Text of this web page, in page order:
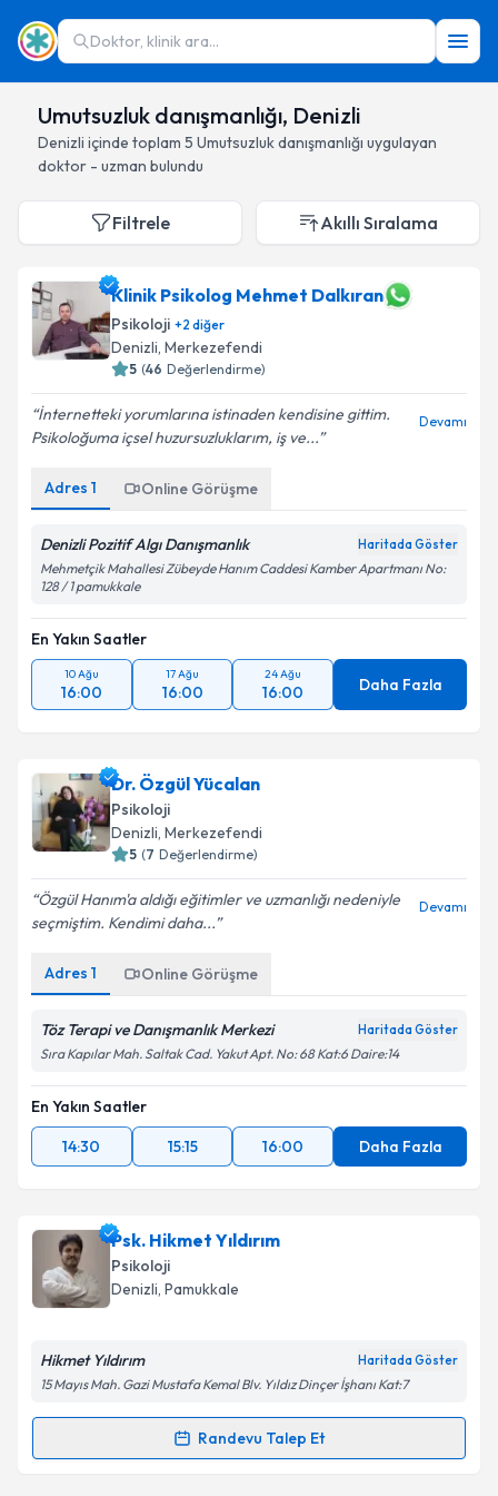
Doktor, klinik ara...
Umutsuzluk danışmanlığı, Denizli
Denizli içinde toplam 5 Umutsuzluk danışmanlığı uygulayan
doktor - uzman bulundu
Filtrele Akıllı Sıralama
Klinik Psikolog Mehmet Dalkıran
Psikoloji +2 diğer
Denizli, Merkezefendi
5 (46 Değerlendirme)
İnternetteki yorumlarına istinaden kendisine gittim.
Psikoloğuma içsel huzursuzluklarım, iş ve...
Devamı
Adres 1 Online Görüşme
Denizli Pozitif Algı Danışmanlık Haritada Göster
Mehmetçik Mahallesi Zübeyde Hanım Caddesi Kamber Apartmanı No:
128 / 1 pamukkale
En Yakın Saatler
10 Ağu
16:00
17 Ağu
16:00
24 Ağu
16:00 Daha Fazla
Dr. Özgül Yücalan
Psikoloji
Denizli, Merkezefendi
5 (7 Değerlendirme)
Özgül Hanım'a aldığı eğitimler ve uzmanlığı nedeniyle
seçmiştim. Kendimi daha...
Devamı
Adres 1 Online Görüşme
Töz Terapi ve Danışmanlık Merkezi Haritada Göster
Sıra Kapılar Mah. Saltak Cad. Yakut Apt. No: 68 Kat:6 Daire:14
En Yakın Saatler
14:30
15:15 16:00 Daha Fazla
Psk. Hikmet Yıldırım
Psikoloji
Denizli, Pamukkale
Hikmet Yıldırım Haritada Göster
15 Mayıs Mah. Gazi Mustafa Kemal Blv. Yıldız Dinçer İşhanı Kat:7
Randevu Talep Et
Randevu Takvimi Talebi